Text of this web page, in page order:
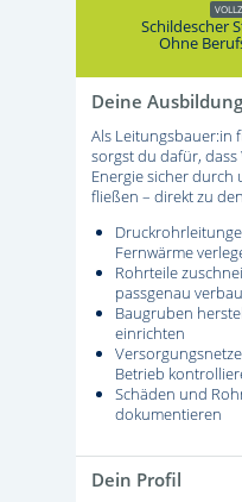
Schildescher
Ohne
Deine Ausbildung
Als Leitungsbauer:in
sorgst du dafür, dass
Energie sicher durch
fließen – direkt zu
Fernwärme
Rohrteile
passgenau
Baugruben
einrichten
Betrieb
Schäden und
dokumentieren
Dein Profil